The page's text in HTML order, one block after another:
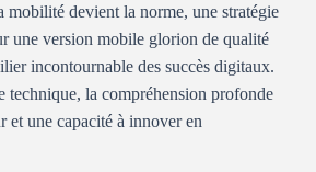
mobilité devient la norme, une stratégie
uneversion mobile glorion de qualité
incontournable des succès digitaux.
technique, la compréhension profonde
et une capacité à innover en